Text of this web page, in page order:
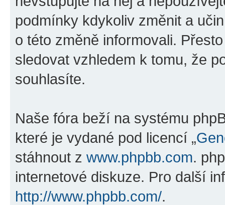
podmínky kdykoliv změnit a
o této změně informovali.
sledovat vzhledem k tomu, že
souhlasíte.
Naše fóra beží na systému
které je vydané pod licencí „
stáhnout z www.phpbb.com.
internetové diskuze. Pro další
http://www.phpbb.com/.